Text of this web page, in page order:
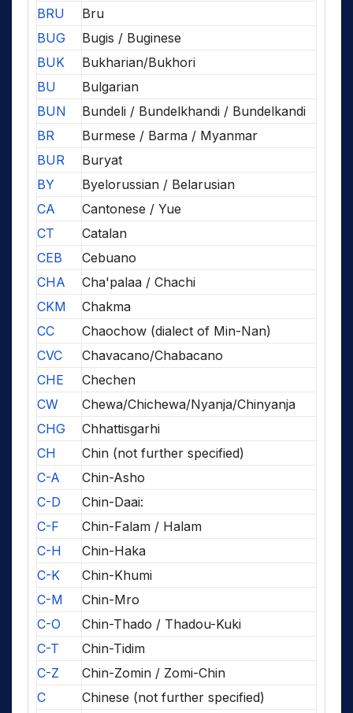
BRU
Bru
BUG
Bugis / Buginese
BUK
Bukharian/Bukhori
BU
Bulgarian
BUN
Bundeli / Bundelkhandi / Bundelkandi
BR
Burmese / Barma / Myanmar
BUR
Buryat
BY
Byelorussian / Belarusian
CA
Cantonese / Yue
CT
Catalan
CEB
Cebuano
CHA
Cha'palaa / Chachi
CKM
Chakma
CC
Chaochow (dialect of Min-Nan)
CVC
Chavacano/Chabacano
CHE
Chechen
CW
Chewa/Chichewa/Nyanja/Chinyanja
CHG
Chhattisgarhi
CH
Chin (not further specified)
C-A
Chin-Asho
C-D
Chin-Daai:
C-F
Chin-Falam / Halam
C-H
Chin-Haka
C-K
Chin-Khumi
C-M
Chin-Mro
C-O
Chin-Thado / Thadou-Kuki
C-T
Chin-Tidim
C-Z
Chin-Zomin / Zomi-Chin
C
Chinese (not further specified)